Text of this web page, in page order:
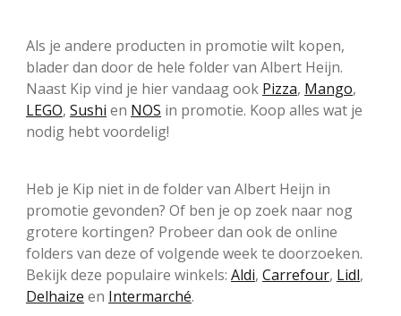
Als je andere producten in promotie wilt kopen,
blader dan door de hele folder van Albert Heijn.
Naast Kip vind je hier vandaag ook Pizza, Mango,
LEGO, Sushi en NOS in promotie. Koop alles wat je
nodig hebt voordelig!
Heb je Kip niet in de folder van Albert Heijn in
promotie gevonden? Of ben je op zoek naar nog
grotere kortingen? Probeer dan ook de online
folders van deze of volgende week te doorzoeken.
Bekijk deze populaire winkels: Aldi, Carrefour, Lidl,
Delhaize en Intermarché.